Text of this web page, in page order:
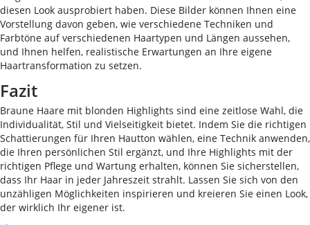
diesen Look ausprobiert haben. Diese Bilder können Ihnen eine
Vorstellung davon geben, wie verschiedene Techniken und
Farbtöne auf verschiedenen Haartypen und Längen aussehen,
und Ihnen helfen, realistische Erwartungen an Ihre eigene
Haartransformation zu setzen.
Fazit
Braune Haare mit blonden Highlights sind eine zeitlose Wahl, die
Individualität, Stil und Vielseitigkeit bietet. Indem Sie die richtigen
Schattierungen für Ihren Hautton wählen, eine Technik anwenden,
die Ihren persönlichen Stil ergänzt, und Ihre Highlights mit der
richtigen Pflege und Wartung erhalten, können Sie sicherstellen,
dass Ihr Haar in jeder Jahreszeit strahlt. Lassen Sie sich von den
unzähligen Möglichkeiten inspirieren und kreieren Sie einen Look,
der wirklich Ihr eigener ist.